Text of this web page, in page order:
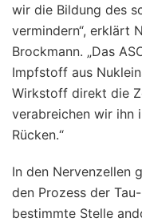
wir die Bildung des
vermindern“, erklärt
Brockmann. „Das
Impfstoff aus
Wirkstoff direkt die
verabreichen wir ihn
Rücken.“
In den Nervenzellen
den Prozess der
bestimmte Stelle